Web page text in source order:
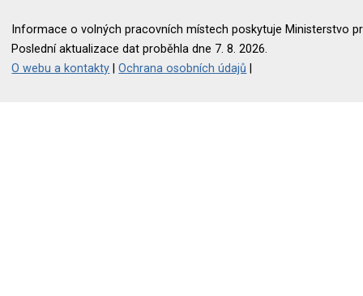
Informace o volných pracovních místech poskytuje Ministerstvo
Poslední aktualizace dat proběhla dne 7. 8. 2026.
O webu a kontakty |Ochrana osobních údajů